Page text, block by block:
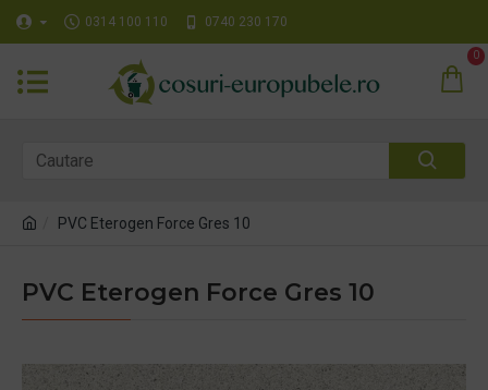
0314 100 110 0740 230 170
0
PVC Eterogen Force Gres 10
PVC Eterogen Force Gres 10